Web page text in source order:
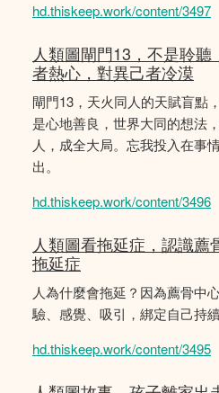
hd.thiskeep.work/content/3497
人類圖閘門13，不是聆
者熱心，對異己者冷漠
閘門13，天火同人的天賦盲點
是心地善良，世界大同的想法
人，成全大局。忘我投入在事
出。
hd.thiskeep.work/content/3496
人類圖看拖延症，認識
拖延症
人為什麼會拖延？因為薦骨中
驗、感覺、吸引，綁定自己持
hd.thiskeep.work/content/3495